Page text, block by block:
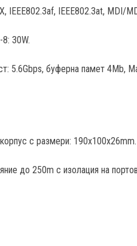
IEEE802.3af, IEEE802.3at, MDI/
30W.
5.6Gbps, буферна памет 4Mb,
с размери: 190х100х26mm.
до 250m с изолация на